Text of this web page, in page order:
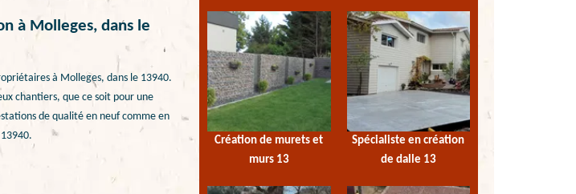
à Molleges, dans le
à Molleges, dans le 13940.
chantiers, que ce soit pour une
de qualité en neuf comme en
Création de murets et
murs 13
Spécialiste en création
de dalle 13